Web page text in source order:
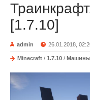
[1.7.10]
admin 26.01.2018,
Minecraft / 1.7.10 / Машины